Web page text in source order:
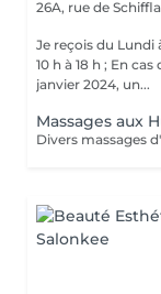
26A, rue de
Je reçois du Lundi à jeudi de
10 h à 18 h ; En
janvier 2024, un...
Massages aux